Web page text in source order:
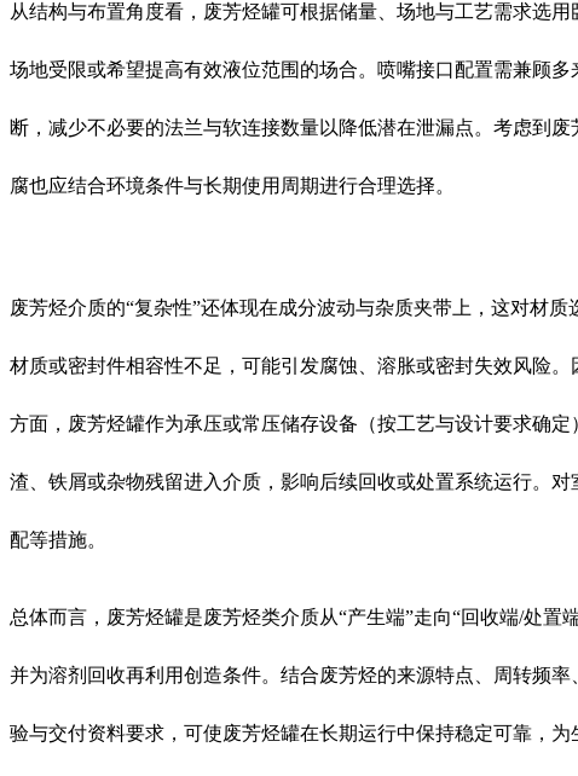
从结构与布置角度看，废芳烃罐可根据储量、场地与工艺需求选
场地受限或希望提高有效液位范围的场合。喷嘴接口配置需兼顾
断，减少不必要的法兰与软连接数量以降低潜在泄漏点。考虑到
腐也应结合环境条件与长期使用周期进行合理选择。
废芳烃介质的“复杂性”还体现在成分波动与杂质夹带上，这对材
材质或密封件相容性不足，可能引发腐蚀、溶胀或密封失效风险
方面，废芳烃罐作为承压或常压储存设备（按工艺与设计要求确
渣、铁屑或杂物残留进入介质，影响后续回收或处置系统运行。
配等措施。
总体而言，废芳烃罐是废芳烃类介质从“产生端”走向“回收端/处
并为溶剂回收再利用创造条件。结合废芳烃的来源特点、周转频
验与交付资料要求，可使废芳烃罐在长期运行中保持稳定可靠，